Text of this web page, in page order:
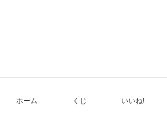
ホーム くじ いいね!